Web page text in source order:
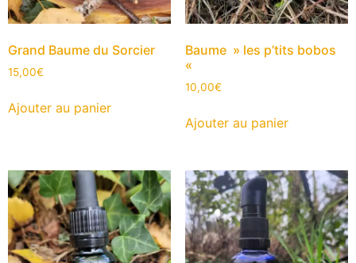
Grand Baume du Sorcier
15,00€
Ajouter au panier
Baume » les p’tits bobos
«
10,00€
Ajouter au panier